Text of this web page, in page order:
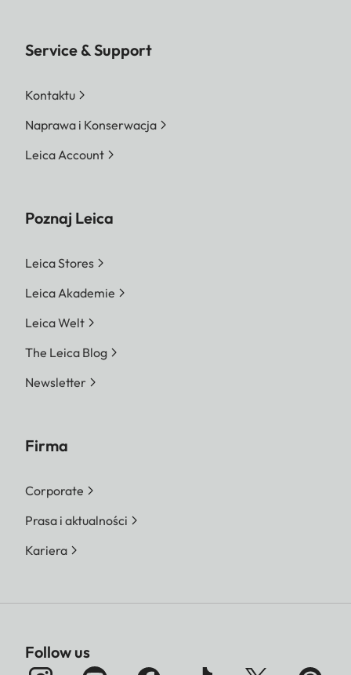
Service & Support
Kontaktu
Naprawa i Konserwacja
Leica Account
Poznaj Leica
Leica Stores
Leica Akademie
Leica Welt
The Leica Blog
Newsletter
Firma
Corporate
Prasa i aktualności
Kariera
Follow us